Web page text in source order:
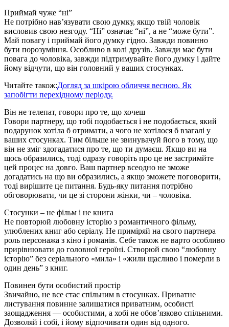
Приймай чуже “ні”
Не потрібно нав’язувати свою думку, якщо твій чоловік
висловив свою незгоду. “Ні” означає “ні”, а не “може бути”.
Май повагу і приймай його думку гідно. Завжди повинно
бути порозуміння. Особливо в колі друзів. Завжди має бути
повага до чоловіка, завжди підтримувайте його думку і дайте
йому відчути, що він головний у ваших стосунках.
Читайте також:Догляд за шкірою обличчя весною. Як
запобігти перехідному періоду.
Він не телепат, говори про те, що хочеш
Говори партнеру, що тобі подобається і не подобається, який
подарунок хотіла б отримати, а чого не хотілося б взагалі у
ваших стосунках. Тим більше не звинувачуй його в тому, що
він не зміг здогадатися про те, що ти думаєш. Якщо ви на
щось образились, тоді одразу говоріть про це не застримйте
цей процес на довго. Ваш партнер всеодно не зможе
догадатись на що ви образились, а якщо зможете поговорити,
тоді вирішите це питання. Будь-яку питання потрібно
обговорювати, чи це зі сторони жінки, чи – чоловіка.
Стосунки – не фільм і не книга
Не повторюй любовну історію з романтичного фільму,
улюблених книг або серіалу. Не приміряй на свого партнера
роль персонажа з кіно і романів. Себе також не варто особливо
прирівнювати до головної героїні. Створюй свою “любовну
історію” без серіального «мила» і «жили щасливо і померли в
один день” з книг.
Повинен бути особистий простір
Звичайно, не все стає спільним в стосунках. Приватне
листування повинне залишатися приватним, особисті
заощадження — особистими, а хобі не обов’язково спільними.
Дозволяй і собі, і йому відпочивати один від одного.